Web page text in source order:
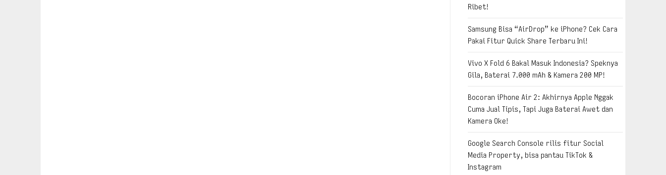
Ribet!
Samsung Bisa “AirDrop” ke iPhone? Cek Cara
Pakai Fitur Quick Share Terbaru Ini!
Vivo X Fold 6 Bakal Masuk Indonesia? Speknya
Gila, Baterai 7.000 mAh & Kamera 200 MP!
Bocoran iPhone Air 2: Akhirnya Apple Nggak
Cuma Jual Tipis, Tapi Juga Baterai Awet dan
Kamera Oke!
Google Search Console rilis fitur Social
Media Property, bisa pantau TikTok &
Instagram